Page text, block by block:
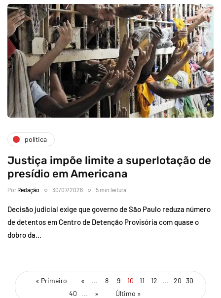
política
Justiça impõe limite a superlotação de
presídio em Americana
Por Redação 30/07/2026 5 min leitura
Decisão judicial exige que governo de São Paulo reduza número
de detentos em Centro de Detenção Provisória com quase o
dobro da…
« Primeiro « ... 8 9 10 11 12 ... 20 30
40
... » Último »